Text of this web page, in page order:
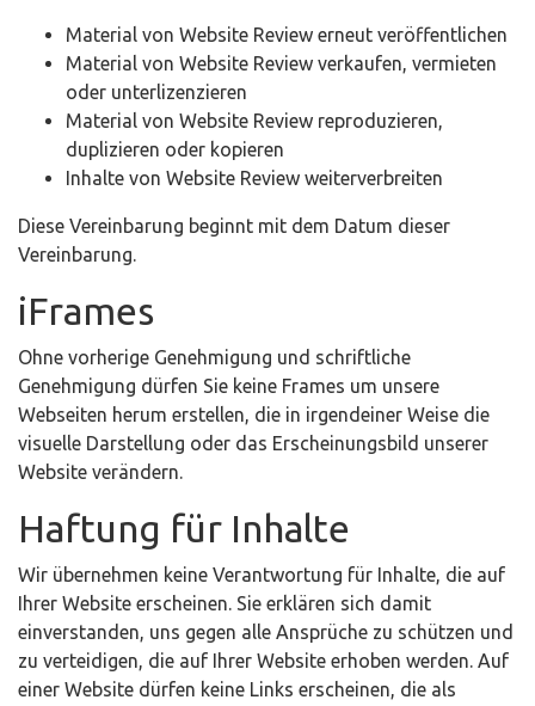
Material von Website Review erneut veröffentlichen
Material von Website Review verkaufen, vermieten
oder unterlizenzieren
Material von Website Review reproduzieren,
duplizieren oder kopieren
Inhalte von Website Review weiterverbreiten
Diese Vereinbarung beginnt mit dem Datum dieser
Vereinbarung.
iFrames
Ohne vorherige Genehmigung und schriftliche
Genehmigung dürfen Sie keine Frames um unsere
Webseiten herum erstellen, die in irgendeiner Weise die
visuelle Darstellung oder das Erscheinungsbild unserer
Website verändern.
Haftung für Inhalte
Wir übernehmen keine Verantwortung für Inhalte, die auf
Ihrer Website erscheinen. Sie erklären sich damit
einverstanden, uns gegen alle Ansprüche zu schützen und
zu verteidigen, die auf Ihrer Website erhoben werden. Auf
einer Website dürfen keine Links erscheinen, die als